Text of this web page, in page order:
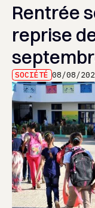
Rentrée
reprise
SOCIÉTÉ 08/08/